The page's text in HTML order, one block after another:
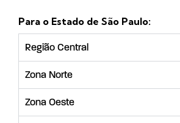
Para o Estado de São Paulo:
Região Central
Zona Norte
Zona Oeste